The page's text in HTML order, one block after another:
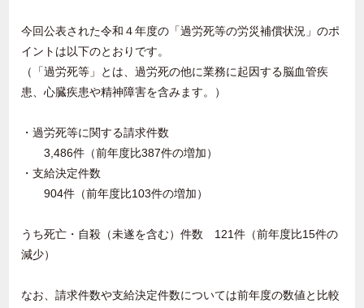
今回公表された令和４年度の「過労死等の労災補償状況」のポ
イントは以下のとおりです。
（「過労死等」とは、過労死の他に業務に起因する脳血管疾
患、心臓疾患や精神障害を含みます。）
・過労死等に関する請求件数
3,486件（前年度比387件の増加）
・支給決定件数
904件（前年度比103件の増加）
うち死亡・自殺（未遂を含む）件数 121件（前年度比15件の
減少）
なお、請求件数や支給決定件数については前年度の数値と比較